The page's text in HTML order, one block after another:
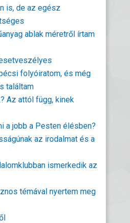
is, de az egész
ablak méretről írtam
folyóiratom, és még
találtam
Az attól függ, kinek
a jobb a Pesten élésben?
az irodalmat és a
ismerkedik az
témával nyertem meg